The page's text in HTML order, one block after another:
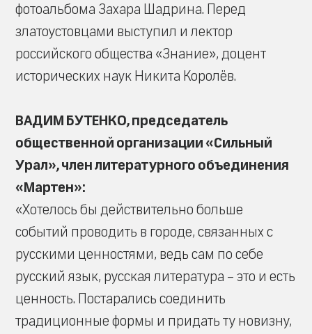
фотоальбома Захара Шадрина. Перед
златоустовцами выступил и лектор
российского общества «Знание», доцент
исторических наук Никита Королёв.
ВАДИМ БУТЕНКО, председатель
общественной организации «Сильный
Урал», член литературного объединения
«Мартен»:
«Хотелось бы действительно больше
событий проводить в городе, связанных с
русскими ценностями, ведь сам по себе
русский язык, русская литература – это и есть
ценность. Постарались соединить
традиционные формы и придать ту новизну,